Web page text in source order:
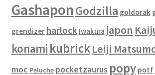
GashaponGodzilla goldorak
grendizer harlock Iwakura japon
konami kubrickLeiji
moc Peluche pocketzaurus popy potf